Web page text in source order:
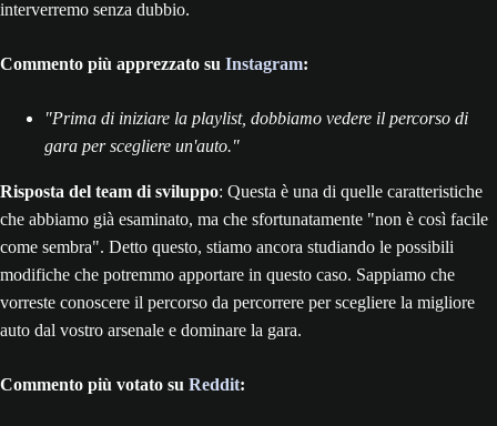
interverremo senza dubbio.
Commento più apprezzato su Instagram:
"Prima di iniziare la playlist, dobbiamo vedere il percorso di
gara per scegliere un'auto."
Risposta del team di sviluppo: Questa è una di quelle caratteristiche
che abbiamo già esaminato, ma che sfortunatamente "non è così facile
come sembra". Detto questo, stiamo ancora studiando le possibili
modifiche che potremmo apportare in questo caso. Sappiamo che
vorreste conoscere il percorso da percorrere per scegliere la migliore
auto dal vostro arsenale e dominare la gara.
Commento più votato su Reddit: